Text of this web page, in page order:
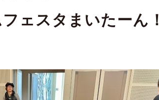
ェスタまいたーん！